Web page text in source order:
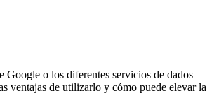
Google o los diferentes servicios de dados
ventajas de utilizarlo y cómo puede elevar la